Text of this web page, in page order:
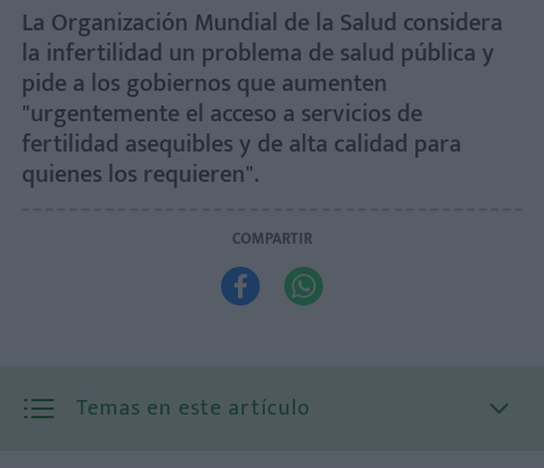
La Organización Mundial de la Salud considera
la infertilidad un problema de salud pública y
pide a los gobiernos que aumenten
"urgentemente el acceso a servicios de
fertilidad asequibles y de alta calidad para
quienes los requieren".
COMPARTIR
 
Temas en este artículo